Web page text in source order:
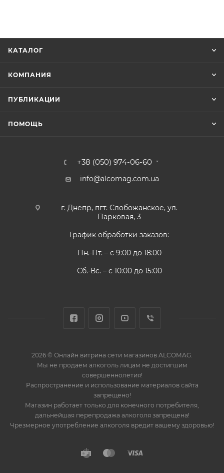
КАТАЛОГ
КОМПАНИЯ
ПУБЛИКАЦИИ
ПОМОЩЬ
+38 (050) 974-06-60
info@alcomag.com.ua
г. Днепр, пгт. Слобожанское, ул.
Парковая, 3
График обработки заказов:
Пн.-Пт. – с 9:00 до 18:00
Сб.-Вс. – с 10:00 до 15:00
2026 © Онлайн витрина сети магазинов ALCOMAG.
Мы не продаем алкоголь лицам не достигшим
совершеннолетия!
Распространение и использование материалов сайта
запрещено!
Магазин работает только для конечного потребителя,
дальнейшая перепродажа алкоголя запрещена!
Чрезмерное употребление алкоголя вредит вашему здоровью!